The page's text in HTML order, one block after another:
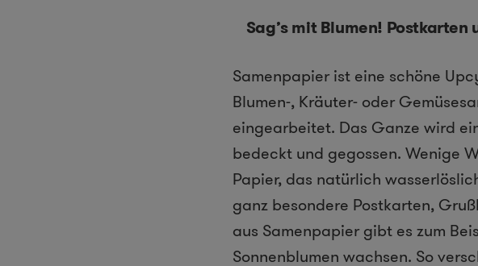
Sag’s mit Blumen!
Samenpapier ist eine schöne
Blumen-, Kräuter- oder
eingearbeitet. Das Ganze wird
bedeckt und gegossen. Wenige
Papier, das natürlich
ganz besondere Postkarten,
aus Samenpapier gibt es zum
Sonnenblumen wachsen. So